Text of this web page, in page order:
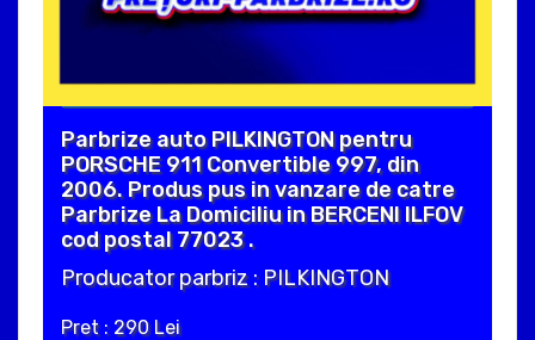
Parbrize auto PILKINGTON pentru
PORSCHE 911 Convertible 997, din
2006. Produs pus in vanzare de catre
Parbrize La Domiciliu in BERCENI ILFOV
cod postal 77023 .
Producator parbriz : PILKINGTON
Pret : 290 Lei